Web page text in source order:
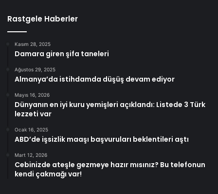
Rastgele Haberler
Kasım 28, 2025
Damara giren şifa taneleri
Ağustos 29, 2025
Almanya’da istihdamda düşüş devam ediyor
Mayıs 16, 2026
Dünyanın en iyi kuru yemişleri açıklandı: Listede 3 Türk
lezzeti var
Ocak 16, 2025
ABD’de işsizlik maaşı başvuruları beklentileri aştı
Mart 12, 2026
Cebinizde ateşle gezmeye hazır mısınız? Bu telefonun
kendi çakmağı var!